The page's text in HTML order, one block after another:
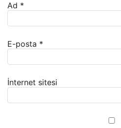
Ad *
E-posta *
İnternet sitesi